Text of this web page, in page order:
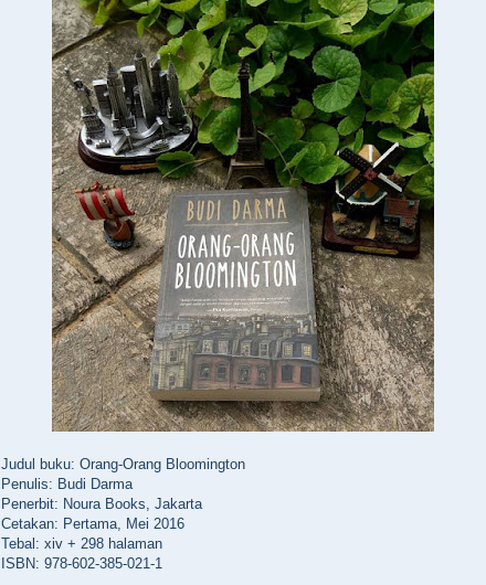
Judul buku: Orang-Orang Bloomington
Penulis: Budi Darma
Penerbit: Noura Books, Jakarta
Cetakan: Pertama, Mei 2016
Tebal: xiv + 298 halaman
ISBN: 978-602-385-021-1